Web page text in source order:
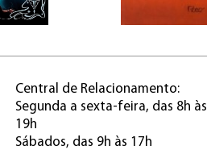
Central de Relacionamento:
Segunda a sexta-feira, das 8h às
19h
Sábados, das 9h às 17h